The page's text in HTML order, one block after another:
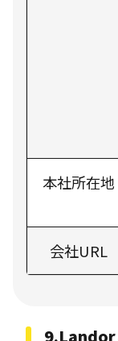
本社所在地
会社URL